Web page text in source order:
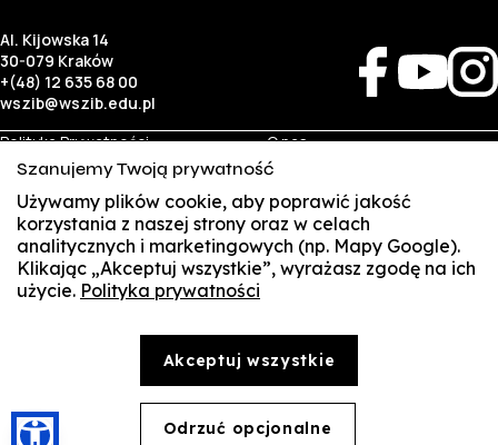
Al. Kijowska 14
30-079 Kraków
+(48) 12 635 68 00
wszib@wszib.edu.pl
Polityka Prywatności
RODO
Identyfikacja wizualna
O nas
Rekrutacja
Studia
Kontakt
Biznes
Wynajem sal
Targi pracy
Student
Multis Multum
Treści zawarte na stronie www.wszib.edu.pl oraz jej podstronach stanowią, o ile nie wskazano
części: kopiowania, reprodukowania, modyfikowania, dystrybuowania, publikowania,
wyświetlania, utrwalania oraz wykorzystywania w jakiejkolwiek innej formie. Ograniczenia
powyższe nie dotyczą dozwolonego użytku osobistego.
Szanujemy Twoją prywatność
Używamy plików cookie, aby poprawić jakość
korzystania z naszej strony oraz w celach
analitycznych i marketingowych (np. Mapy Google).
Klikając „Akceptuj wszystkie”, wyrażasz zgodę na ich
użycie. Polityka prywatności
Akceptuj wszystkie
Odrzuć opcjonalne